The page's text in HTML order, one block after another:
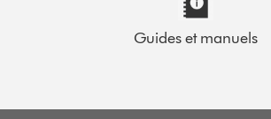
Guides et manuels